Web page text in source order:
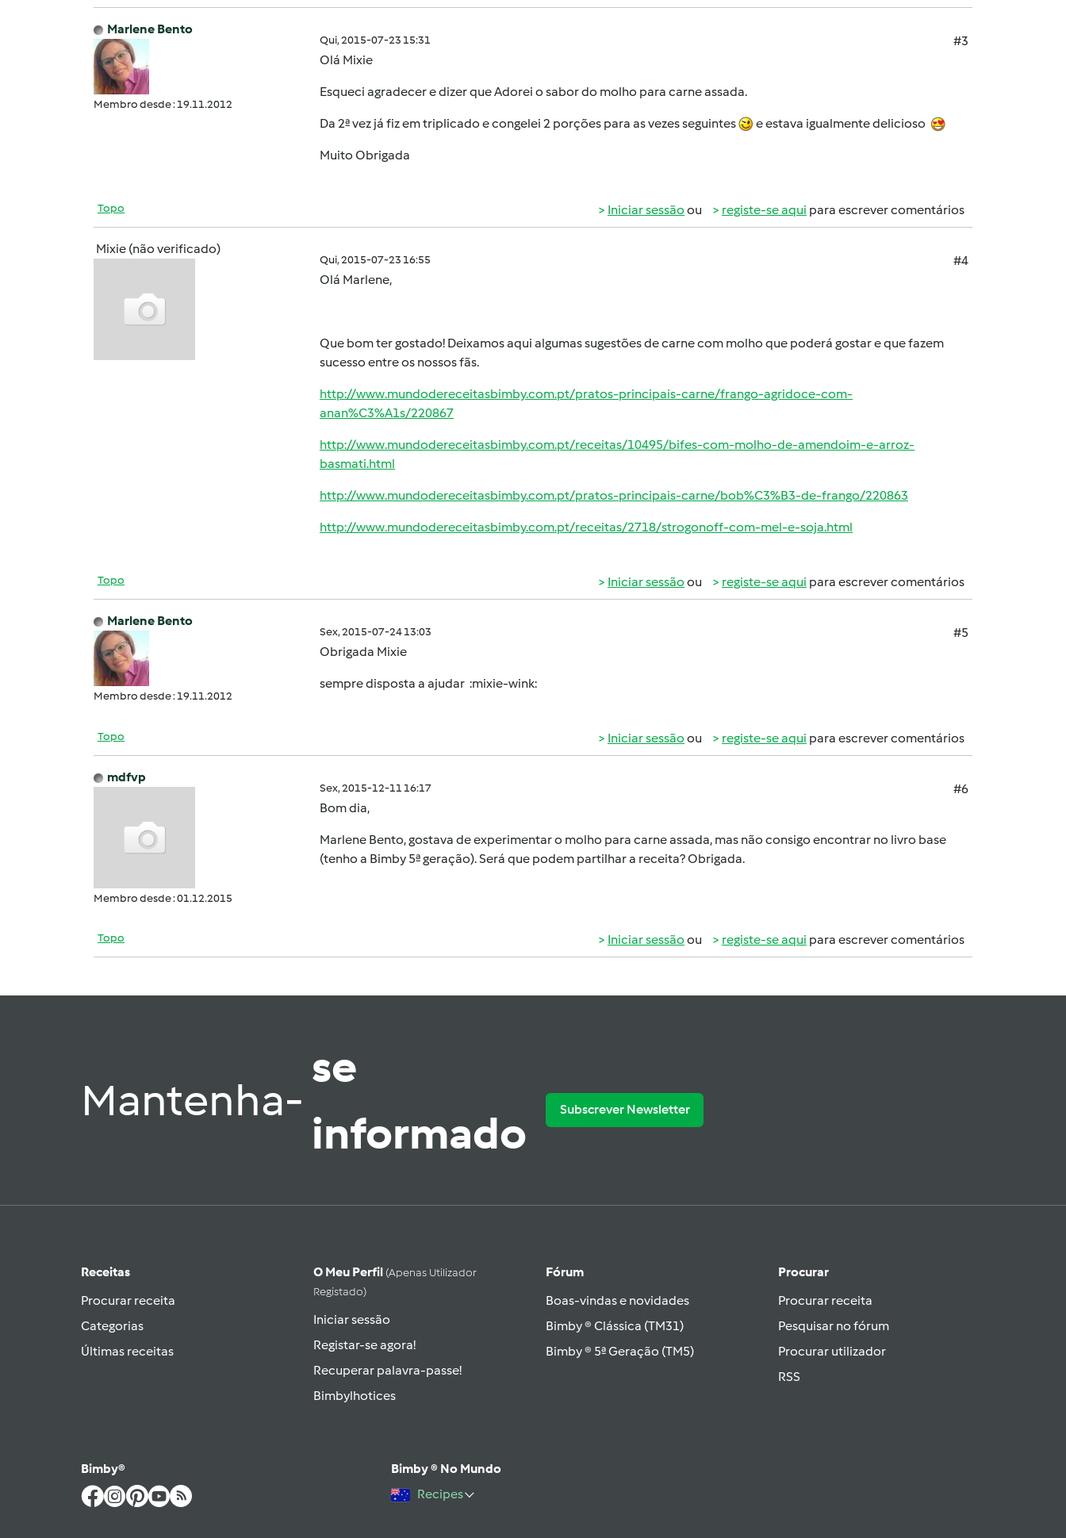
Marlene Bento
Membro desde : 19.11.2012
Qui, 2015-07-23 15:31
#3
Olá Mixie
Esqueci agradecer e dizer que Adorei o sabor do molho para carne assada.
Da 2ª vez já fiz em triplicado e congelei 2 porções para as vezes seguintes e estava igualmente delicioso
Muito Obrigada
Topo Iniciar sessão ou registe-se aqui para escrever comentários
Mixie (não verificado)
Qui, 2015-07-23 16:55
#4
Olá Marlene,
Que bom ter gostado! Deixamos aqui algumas sugestões de carne com molho que poderá gostar e que fazem
sucesso entre os nossos fãs.
http://www.mundodereceitasbimby.com.pt/pratos-principais-carne/frango-agridoce-com-
anan%C3%A1s/220867
http://www.mundodereceitasbimby.com.pt/receitas/10495/bifes-com-molho-de-amendoim-e-arroz-
basmati.html
http://www.mundodereceitasbimby.com.pt/pratos-principais-carne/bob%C3%B3-de-frango/220863
http://www.mundodereceitasbimby.com.pt/receitas/2718/strogonoff-com-mel-e-soja.html
Topo Iniciar sessão ou registe-se aqui para escrever comentários
Marlene Bento
Membro desde : 19.11.2012
Sex, 2015-07-24 13:03
#5
Obrigada Mixie
sempre disposta a ajudar :mixie-wink:
Topo Iniciar sessão ou registe-se aqui para escrever comentários
mdfvp
Membro desde : 01.12.2015
Sex, 2015-12-11 16:17
#6
Bom dia,
Marlene Bento, gostava de experimentar o molho para carne assada, mas não consigo encontrar no livro base
(tenho a Bimby 5ª geração). Será que podem partilhar a receita? Obrigada.
Topo Iniciar sessão ou registe-se aqui para escrever comentários
Mantenha-
se
informado
Subscrever Newsletter
Receitas
Procurar receita
Categorias
Últimas receitas
O Meu Perfil (apenas Utilizador
Registado)
Iniciar sessão
Registar-se agora!
Recuperar palavra-passe!
Bimbylhotices
Fórum
Boas-vindas e novidades
Bimby ® Clássica (TM31)
Bimby ® 5ª Geração (TM5)
Procurar
Procurar receita
Pesquisar no fórum
Procurar utilizador
RSS
Bimby®
Bimby ® No Mundo
Recipes